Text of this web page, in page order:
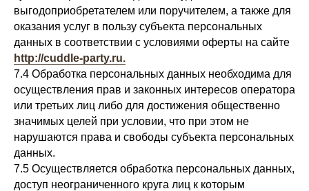
выгодоприобретателем или поручителем, а также для
оказания услуг в пользу субъекта персональных
данных в соответствии с условиями оферты на сайте
http://cuddle-party.ru.
7.4 Обработка персональных данных необходима для
осуществления прав и законных интересов оператора
или третьих лиц либо для достижения общественно
значимых целей при условии, что при этом не
нарушаются права и свободы субъекта персональных
данных.
7.5 Осуществляется обработка персональных данных,
доступ неограниченного круга лиц к которым